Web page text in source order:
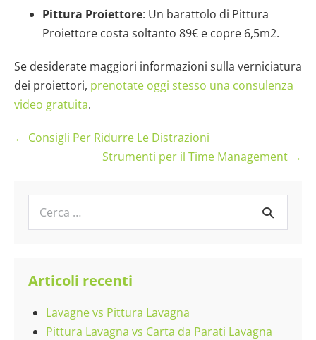
Pittura Proiettore: Un barattolo di Pittura
Proiettore costa soltanto 89€ e copre 6,5m2.
Se desiderate maggiori informazioni sulla verniciatura
dei proiettori, prenotate oggi stesso una consulenza
video gratuita.
Navigazione
← Consigli Per Ridurre Le Distrazioni
Strumenti per il Time Management →
Articoli recenti
Lavagne vs Pittura Lavagna
Pittura Lavagna vs Carta da Parati Lavagna